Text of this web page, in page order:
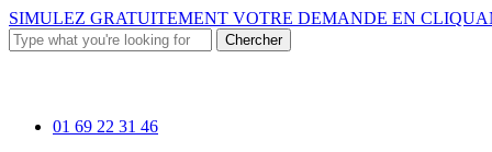
Skip
to
main
SIMULEZ GRATUITEMENT VOTRE DEMANDE EN
Chercher
01 69 22 31 46